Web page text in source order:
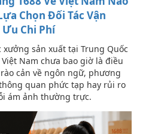
Chọn Đối Tác Vận
Chi Phí
sản xuất tại Trung Quốc
Nam chưa bao giờ là điều
cản về ngôn ngữ, phương
quan phức tạp hay rủi ro
ám ảnh thường trực.